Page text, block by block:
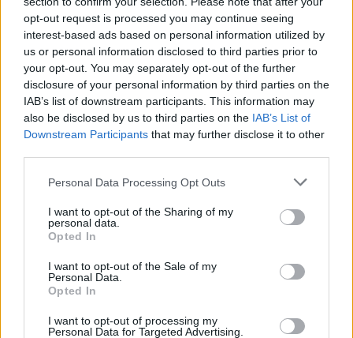
opt-out request is processed you may continue seeing
interest-based ads based on personal information utilized by
us or personal information disclosed to third parties prior to
your opt-out. You may separately opt-out of the further
disclosure of your personal information by third parties on the
IAB’s list of downstream participants. This information may
also be disclosed by us to third parties on the IAB’s List of
Downstream Participants that may further disclose it to other
Personal Data Processing Opt Outs
I want to opt-out of the Sharing of my
personal data.
Opted In
I want to opt-out of the Sale of my
Personal Data.
Opted In
I want to opt-out of processing my
Personal Data for Targeted Advertising.
Esim for USA|Esim for Italy| Esim for Spain|Esim